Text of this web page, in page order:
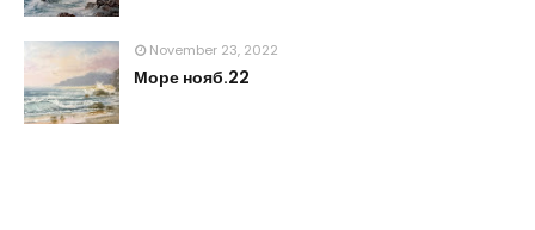
November 23, 2022
Море нояб.22